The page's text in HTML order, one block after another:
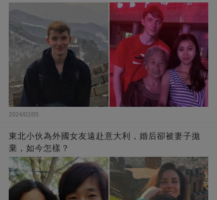
2024/02/05
東北小伙為外國女友遠赴意大利，婚后卻被妻子拋
棄，如今怎樣？